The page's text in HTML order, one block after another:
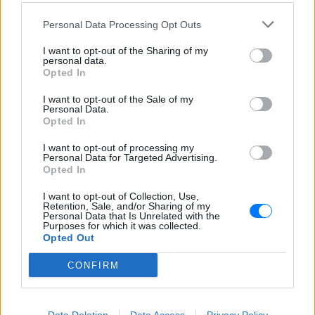
Personal Data Processing Opt Outs
I want to opt-out of the Sharing of my
personal data.
Opted In
I want to opt-out of the Sale of my
Personal Data.
Opted In
I want to opt-out of processing my
Personal Data for Targeted Advertising.
Opted In
I want to opt-out of Collection, Use,
Retention, Sale, and/or Sharing of my
Personal Data that Is Unrelated with the
Purposes for which it was collected.
Opted Out
CONFIRM
οδικού δικτύου 8 χιλιομέτρων και
Παναθηναϊκού.
Ισραηλινό ΥΠΕΞ προς τουρίστες στην Ελλάδα:
«Κρύψτε ότι είστε Ισραηλινοί» λόγω
διαδηλώσεων
Ταξιδιωτική προειδοποίηση εξέδωσε το ισραηλινό
υπουργείο Εξωτερικών ενόψει της «ημέρας οργής»
φιλοπαλαιστινιακών οργανώσεων σε 36 σημεία της χώρας.
ΣΉΜΕΡΑ
περιπολικό; Τι λέει ο ΚΟΚ που